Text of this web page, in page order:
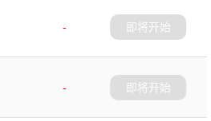
-
即将开始
-
即将开始